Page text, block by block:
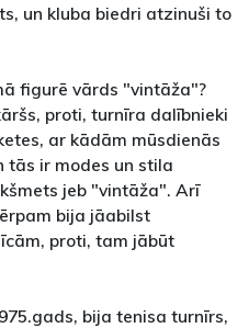
un kluba biedri atzinuši to
figurē vārds "vintāža"?
proti, turnīra dalībnieki
ar kādām mūsdienās
tās ir modes un stila
jeb "vintāža". Arī
bija jāabilst
proti, tam jābūt
bija tenisa turnīrs,